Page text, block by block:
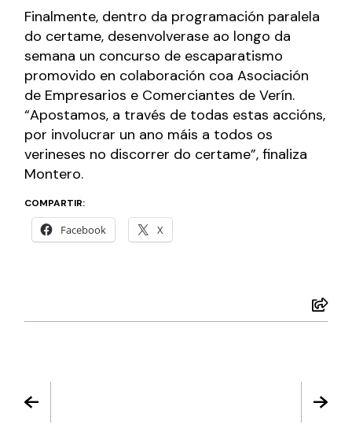
Finalmente, dentro da programación paralela
do certame, desenvolverase ao longo da
semana un concurso de escaparatismo
promovido en colaboración coa Asociación
de Empresarios e Comerciantes de Verín.
“Apostamos, a través de todas estas accións,
por involucrar un ano máis a todos os
verineses no discorrer do certame”, finaliza
Montero.
COMPARTIR:
Facebook X